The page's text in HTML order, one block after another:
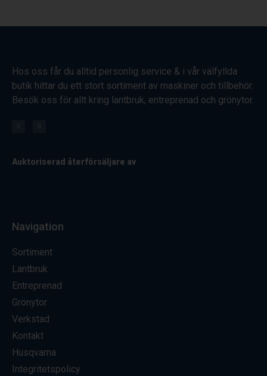
Hos oss får du alltid personlig service & i vår välfyllda
butik hittar du ett stort sortiment av maskiner och tillbehör.
Besök oss för allt kring lantbruk, entreprenad och grönytor.
Auktoriserad återförsäljare av
Navigation
Sortiment
Lantbruk
Entreprenad
Grönytor
Verkstad
Kontakt
Husqvarna
Integritetspolicy